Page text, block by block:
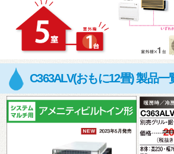
C363ALV(おもに12畳) 製品一